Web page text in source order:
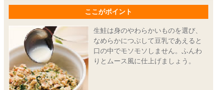
ここがポイント
生鮭は身のやわらかいものを選び、
なめらかにつぶして豆乳であえると
口の中でモソモソしません。ふんわ
りとムース風に仕上げましょう。